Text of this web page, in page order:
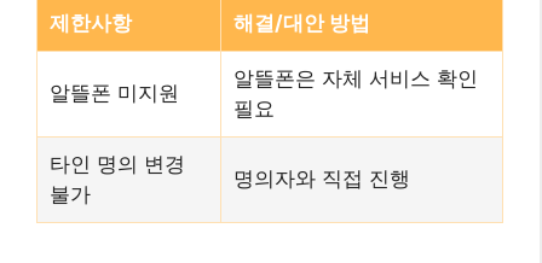
제한사항 해결/대안 방법
알뜰폰 미지원
알뜰폰은 자체 서비스 확인
필요
타인 명의 변경
불가
명의자와 직접 진행